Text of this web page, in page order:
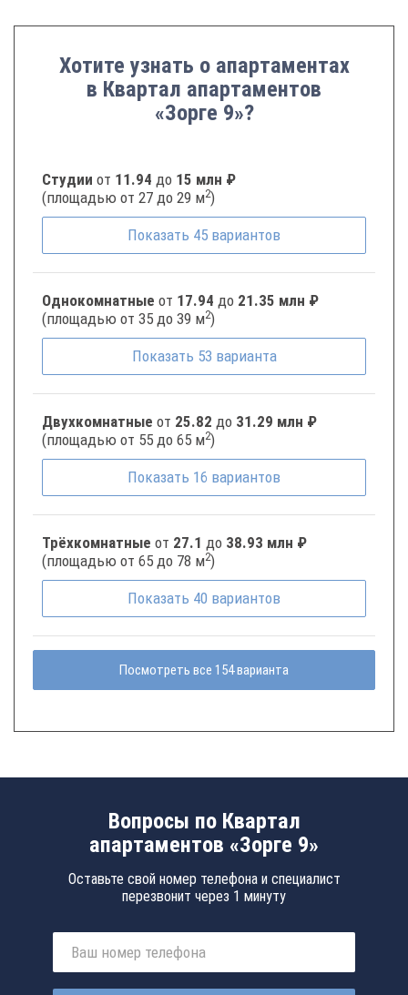
Хотите узнать о апартаментах
в Квартал апартаментов
«Зорге 9»?
Студии от 11.94 до 15 млн ₽
(площадью от 27 до 29 м2)
Показать 45 вариантов
Однокомнатные от 17.94 до 21.35 млн ₽
(площадью от 35 до 39 м2)
Показать 53 варианта
Двухкомнатные от 25.82 до 31.29 млн ₽
(площадью от 55 до 65 м2)
Показать 16 вариантов
Трёхкомнатные от 27.1 до 38.93 млн ₽
(площадью от 65 до 78 м2)
Показать 40 вариантов
Посмотреть все 154 варианта
Вопросы по Квартал
апартаментов «Зорге 9»
Оставьте свой номер телефона и специалист
перезвонит через 1 минуту